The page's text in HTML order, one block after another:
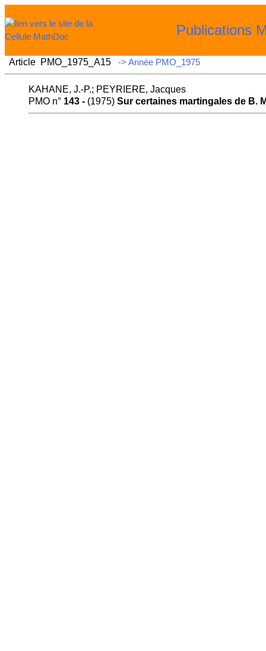
Publications
Article PMO_1975_A15 -> Année PMO_1975
KAHANE, J.-P.; PEYRIERE, Jacques
PMO n° 143 - (1975) Sur certaines martingales de B.